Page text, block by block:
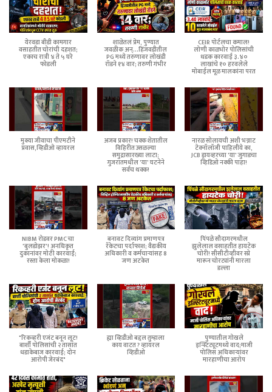
येरवडा बीडी कामगार
वसाहतीत चोरांची दहशत;
एकाच रात्री ४ ते ५ घरे
फोडली
शाळेतलं प्रेम, पुण्यात
जवळीक अन्...हिंजवडीतील
PG मध्ये तरुणावर लोखंडी
रॉडने १४ वार; तरुणी गंभीर
CEIR पोर्टलचा कमाल!
लोणी काळभोर पोलिसांची
धडक कारवाई ३.४०
लाखांचे १० हरवलेले
मोबाईल मूळ मालकांना परत
मुक्या जीवाचा पीएमटीने
प्रवास,व्हिडीओ व्हायरल
अजब प्रकार! चक्क शेतातील
विहिरीत उसळल्या
समुद्रासारख्या लाटा;
गुजरातमधील 'या' घटनेने
सर्वच थक्क!
नारळ सोलायची अशी भन्नाट
टेक्नॉलॉजी पाहिलीये का,
JCB ड्रायव्हरच्या 'या' जुगाडचा
व्हिडिओ नक्की पाहा!
NIBM रोडवर PMC चा
'बुलडोझर'! अनधिकृत
दुकानांवर मोठी कारवाई;
रस्ता केला मोकळा!
बनावट दिव्यांग प्रमाणपत्र
रॅकेटचा पर्दाफाश; वैद्यकीय
अधिकारी व कर्मचाऱ्यांसह 8
जण अटकेत
पिंपळे सौदागरमधील
झुलेलाल वसाहतीत हायटेक
चोरी! सीसीटीव्हीवर स्प्रे
मारून चोरट्यांनी मारला
डल्ला
"रिकव्हरी एजंट बनून लूट!
बार्शी पोलिसांची २ तासांत
धडाकेबाज कारवाई; दोन
आरोपी जेरबंद"
ह्या व्हिडीओ बद्दल तुम्हाला
काय वाटत ? व्हायरल
व्हिडीओ
पुण्यातील गोखले
इन्स्टिट्यूटमध्ये वाद;माजी
पोलिस अधिकाऱ्यांवर
मारहाणीचा आरोप